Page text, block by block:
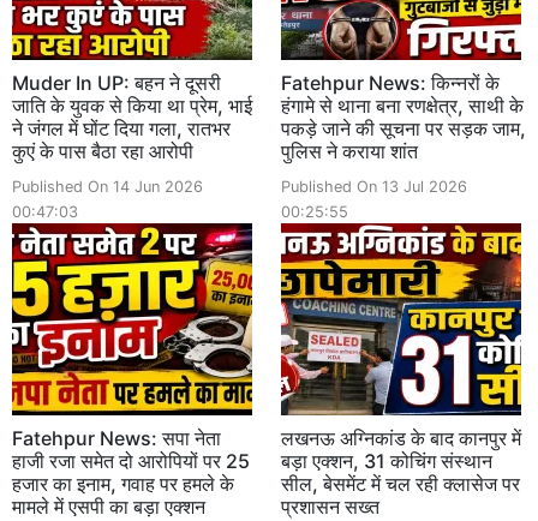
Muder In UP: बहन ने दूसरी
जाति के युवक से किया था प्रेम, भाई
ने जंगल में घोंट दिया गला, रातभर
कुएं के पास बैठा रहा आरोपी
Published On 14 Jun 2026
00:47:03
Fatehpur News: किन्नरों के
हंगामे से थाना बना रणक्षेत्र, साथी के
पकड़े जाने की सूचना पर सड़क जाम,
पुलिस ने कराया शांत
Published On 13 Jul 2026
00:25:55
Fatehpur News: सपा नेता
हाजी रजा समेत दो आरोपियों पर 25
हजार का इनाम, गवाह पर हमले के
मामले में एसपी का बड़ा एक्शन
लखनऊ अग्निकांड के बाद कानपुर में
बड़ा एक्शन, 31 कोचिंग संस्थान
सील, बेसमेंट में चल रही क्लासेज पर
प्रशासन सख्त